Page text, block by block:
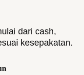
dari cash,
kesepakatan.